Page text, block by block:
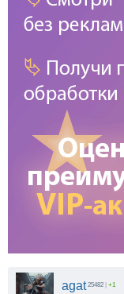
agat 25482 +1